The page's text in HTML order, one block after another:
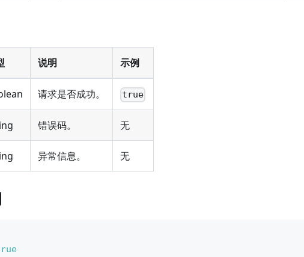
说明 示例
请求是否成功。 true
错误码。 无
异常信息。 无